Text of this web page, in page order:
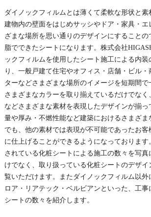
ダイノックフィルムとは薄くて柔軟な形状と素
建物内の壁面をはじめサッシやドア・家具・エ
ざまな場所を思い通りのデザインにすること
脂でできたシートになります。株式会社
ックフィルムを使用したシート施工による内
り、一般戸建て住宅やオフィス・店舗・ビル
ターなどさまざまな場所のイメージを短期間で
さまざまなカラーを取り揃えているだけでなく
などさまざまな素材を表現したデザインが揃
量や厚み・不燃性能など建築におけるさまざま
でも、他の素材では表現が不可能であったお客
に仕上げることができるようになっております
されている化粧シートによる施工の数々を写
けでなく、取り扱っている化粧シートのデザ
覧いただけます。またダイノックフィルム以
ロア・リアテック・ベルビアンといった、工
シートの数々を紹介します。